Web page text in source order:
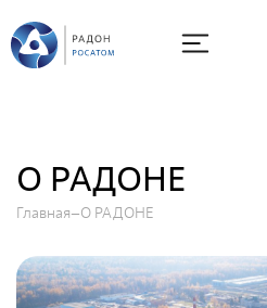
О РАДОНЕ
Главная О РАДОНЕ
Лицензии
Миссия и видение
Ценности Росатома
Охрана труда